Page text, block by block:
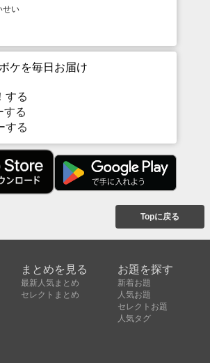
せい
ケを毎日お届け
する
する
する
Topに戻る
まとめを見る
最新人気まとめ
セレクトまとめ
お題を探す
新着お題
人気お題
セレクトお題
人気タグ